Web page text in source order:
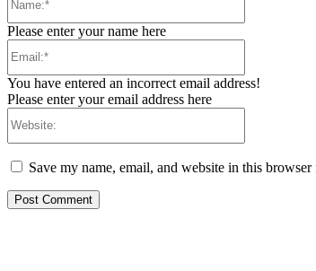
Please enter your name here
You have entered an incorrect email address!
Please enter your email address here
Save my name, email, and website in this